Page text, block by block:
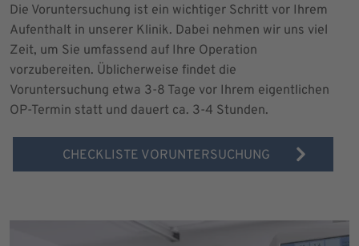
Die Voruntersuchung ist ein wichtiger Schritt vor Ihrem
Aufenthalt in unserer Klinik. Dabei nehmen wir uns viel
Zeit, um Sie umfassend auf Ihre Operation
vorzubereiten. Üblicherweise findet die
Voruntersuchung etwa 3-8 Tage vor Ihrem eigentlichen
OP-Termin statt und dauert ca. 3-4 Stunden.
CHECKLISTE VORUNTERSUCHUNG